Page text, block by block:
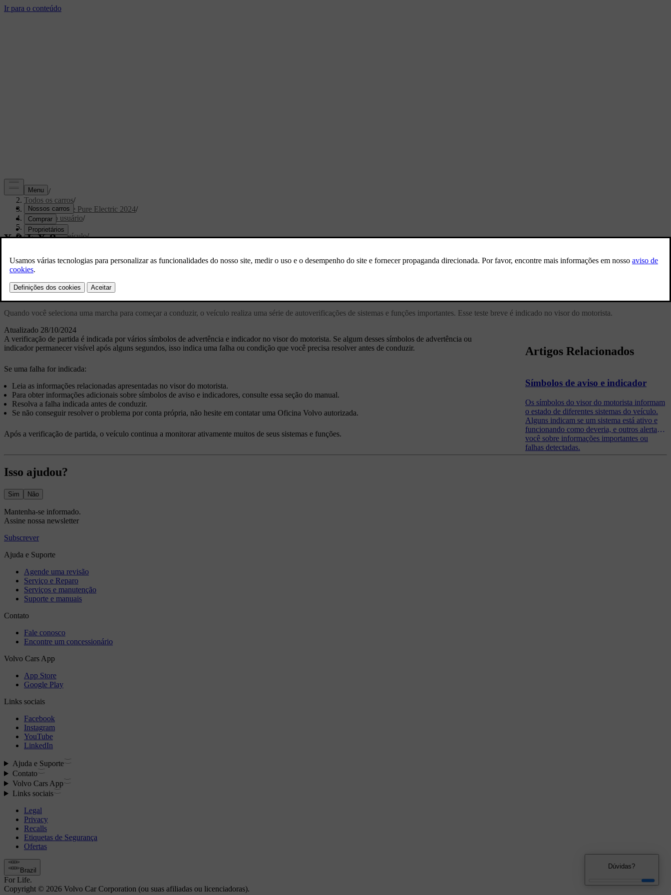
Suporte/
Todos os carros/
XC40 Recharge Pure Electric 2024/
Manual do usuário/
Condução/
Partida do veículo/
Suporte personalizadoObtenha informações relevantes para seu carro específico.
Atualizado 28/10/2024
Quando você seleciona uma marcha para começar a conduzir, o veículo realiza uma série de autoverificações de sistemas e funções importantes. Esse teste breve é indicado no visor do motorista.
A verificação de partida é indicada por vários símbolos de advertência e indicador no visor do motorista. Se algum desses símbolos de advertência ou
indicador permanecer visível após alguns segundos, isso indica uma falha ou condição que você precisa resolver antes de conduzir.
Se uma falha for indicada:
Leia as informações relacionadas apresentadas no visor do motorista.
Para obter informações adicionais sobre símbolos de aviso e indicadores, consulte essa seção do manual.
Resolva a falha indicada antes de conduzir.
Se não conseguir resolver o problema por conta própria, não hesite em contatar uma Oficina Volvo autorizada.
Após a verificação de partida, o veículo continua a monitorar ativamente muitos de seus sistemas e funções.
Artigos Relacionados
Símbolos de aviso e indicador
Os símbolos do visor do motorista informam
o estado de diferentes sistemas do veículo.
Alguns indicam se um sistema está ativo e
funcionando como deveria, e outros alertam
você sobre informações importantes ou
falhas detectadas.
Isso ajudou?
Sim Não